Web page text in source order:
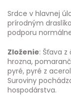
Srdce v hlavnej
prírodným
podporu
Zloženie: Šťava
hrozna,
pyré, pyré z
Suroviny
hospodárstva.